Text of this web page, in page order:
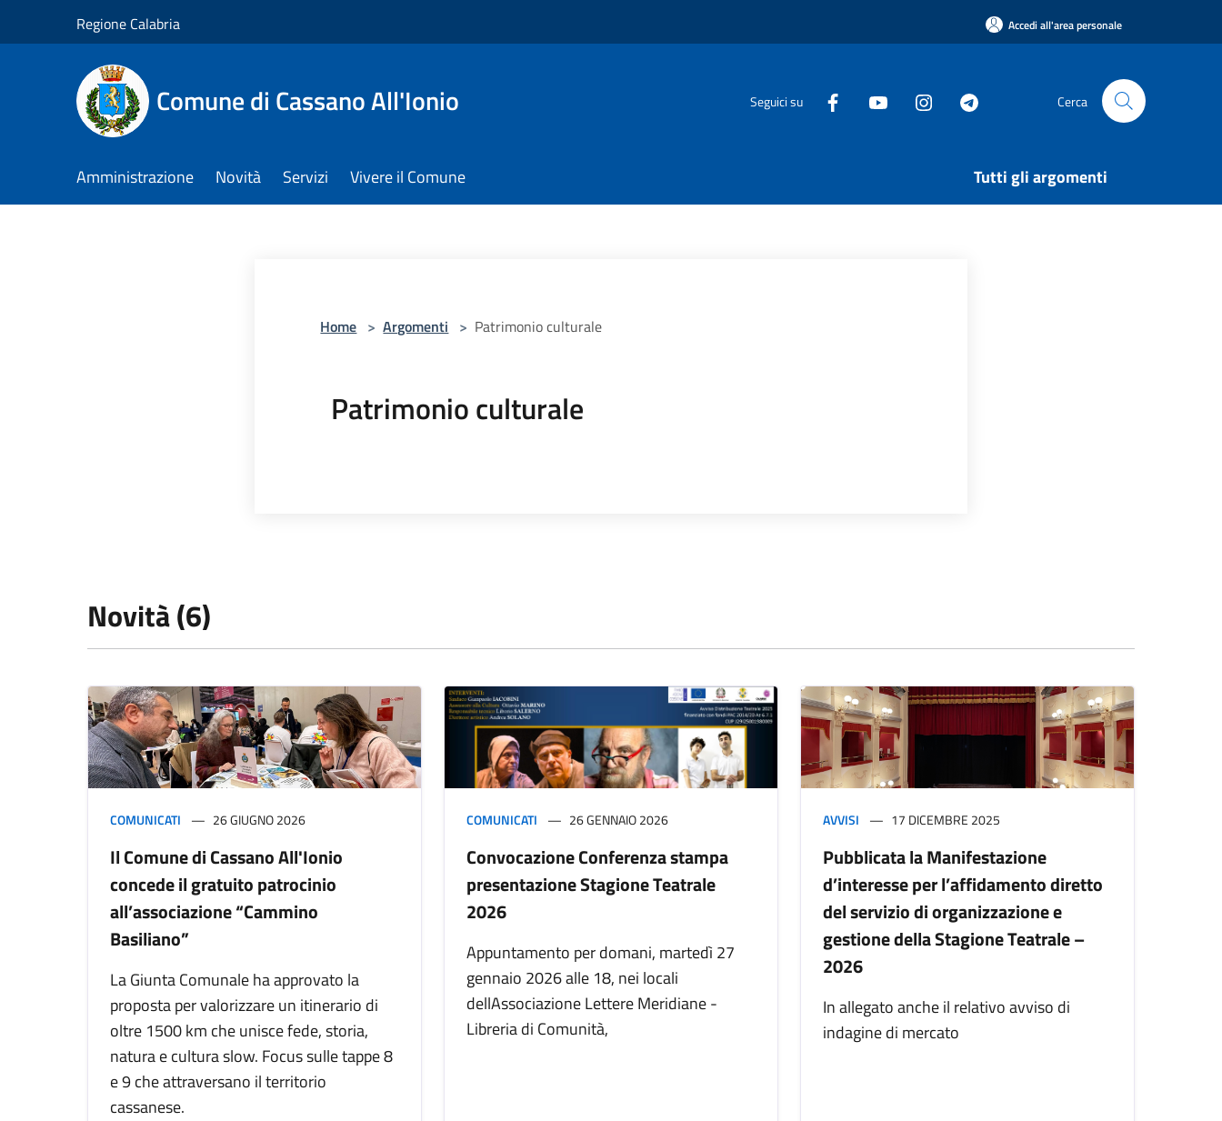
Regione Calabria Accedi all'area personale
Comune di Cassano All'Ionio Seguici su Cerca
Amministrazione Novità Servizi Vivere il Comune Tutti gli argomenti
Home > Argomenti > Patrimonio culturale
Patrimonio culturale
Novità (6)
COMUNICATI 26 GIUGNO 2026
Il Comune di Cassano All'Ionio
concede il gratuito patrocinio
all’associazione “Cammino
Basiliano”
La Giunta Comunale ha approvato la
proposta per valorizzare un itinerario di
oltre 1500 km che unisce fede, storia,
natura e cultura slow. Focus sulle tappe 8
e 9 che attraversano il territorio
cassanese.
COMUNICATI 26 GENNAIO 2026
Convocazione Conferenza stampa
presentazione Stagione Teatrale
2026
Appuntamento per domani, martedì 27
gennaio 2026 alle 18, nei locali
dellAssociazione Lettere Meridiane -
Libreria di Comunità,
AVVISI 17 DICEMBRE 2025
Pubblicata la Manifestazione
d’interesse per l’affidamento diretto
del servizio di organizzazione e
gestione della Stagione Teatrale –
2026
In allegato anche il relativo avviso di
indagine di mercato